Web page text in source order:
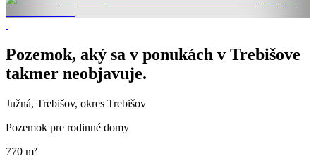
Pozemok, aký sa v ponukách v Trebišove
takmer neobjavuje.
Južná, Trebišov, okres Trebišov
Pozemok pre rodinné domy
770 m²